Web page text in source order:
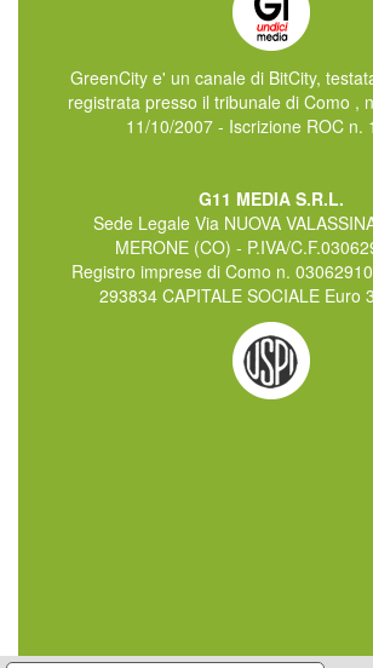
GreenCity e' un canale di BitCity,
registrata presso il tribunale di Como ,
11/10/2007 - Iscrizione ROC n.
G11 MEDIA S.R.L.
Sede Legale Via NUOVA
MERONE (CO) - P.IVA/
Registro imprese di Como n.
293834 CAPITALE SOCIALE Euro